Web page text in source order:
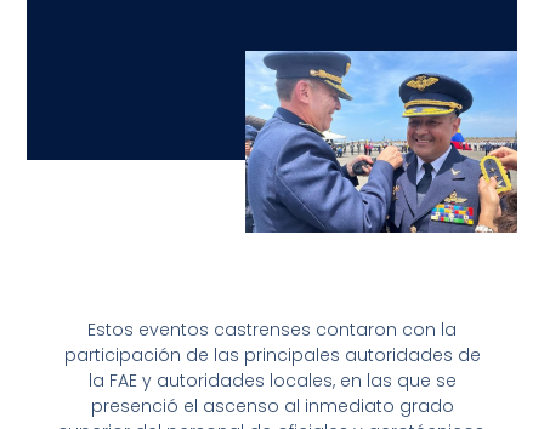
Estos eventos castrenses contaron con la
participación de las principales autoridades de
la FAE y autoridades locales, en las que se
presenció el ascenso al inmediato grado